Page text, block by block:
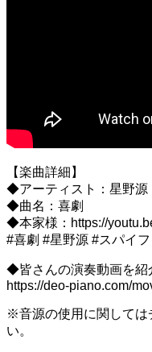
【楽曲詳細】
◆アーティスト：星野源
◆曲名：喜劇
◆本家様：https://
#喜劇 #星野源 #スパイ
◆皆さんの演奏動画を紹
https://deo-piano.com/
※音源の使用に関しては
い。